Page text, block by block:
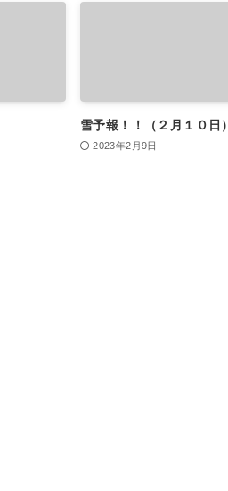
雪予報！！（２月１０日）
2023年2月9日